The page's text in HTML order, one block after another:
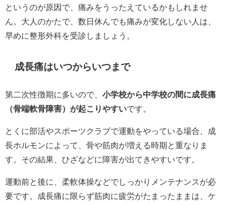
というのが原因で、痛みをうったえているかもしれませ
ん。大人のかたで、数日休んでも痛みが変化しない人は、
早めに整形外科を受診しましょう。
成長痛はいつからいつまで
第二次性徴期に多いので、 小学校から中学校の間に成長痛
（骨端軟骨障害）が起こりやすいです。
とくに部活やスポーツクラブで運動をやっている場合、成
長ホルモンによって、骨や筋肉が増える時期と重なりま
す。その結果、ひざなどに障害が出てきやすいです。
運動前と後に、柔軟体操などでしっかりメンテナンスが必
要です。成長痛に限らず筋肉に疲労がたまったままは、ケ